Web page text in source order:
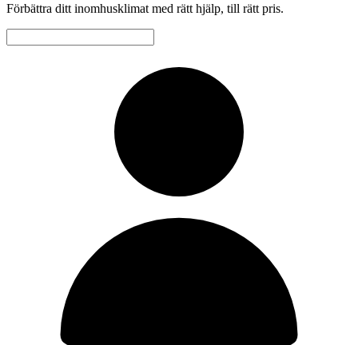
Förbättra ditt inomhusklimat med rätt hjälp, till rätt pris.